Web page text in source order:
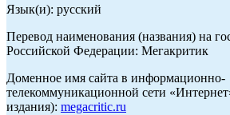
Язык(и): русский
Перевод наименования (названия) на
Российской Федерации: Мегакритик
Доменное имя сайта в информационно-
телекоммуникационной сети
издания): megacritic.ru